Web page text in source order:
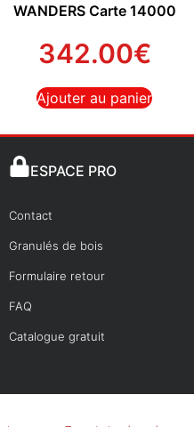
WANDERS Carte 14000
342.00€
Ajouter au panier
ESPACE PRO
Contact
Granulés de bois
Formulaire retour
FAQ
Catalogue gratuit